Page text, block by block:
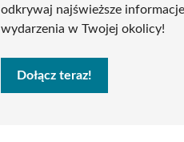
odkrywaj najświeższe
wydarzenia w Twojej okolicy!
Dołącz teraz!